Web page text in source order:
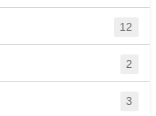
12
2
3